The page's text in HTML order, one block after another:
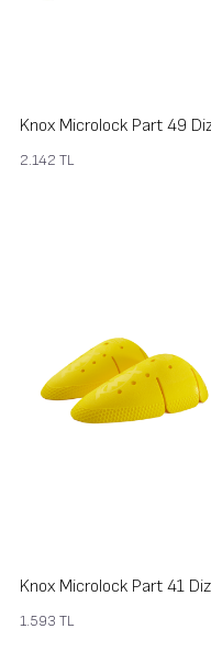
2.142 TL
1.593 TL